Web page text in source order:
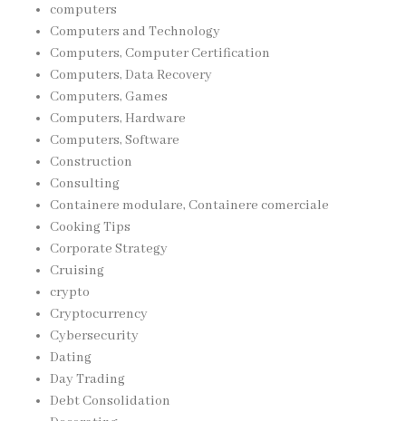
computers
Computers and Technology
Computers, Computer Certification
Computers, Data Recovery
Computers, Games
Computers, Hardware
Computers, Software
Construction
Consulting
Containere modulare, Containere comerciale
Cooking Tips
Corporate Strategy
Cruising
crypto
Cryptocurrency
Cybersecurity
Dating
Day Trading
Debt Consolidation